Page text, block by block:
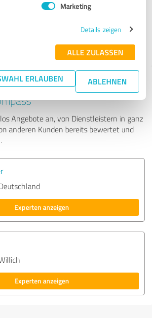
Marketing
Details zeigen
ALLE ZULASSEN
ERLAUBEN ABLEHNEN
Experten finden - mit
Angebote an, von Dienstleistern in ganz
anderen Kunden bereits bewertet und
Experten anzeigen
Experten anzeigen